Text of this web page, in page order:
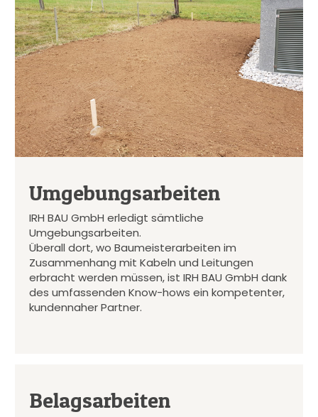
Umgebungsarbeiten
IRH BAU GmbH erledigt sämtliche
Umgebungsarbeiten.
Überall dort, wo Baumeisterarbeiten im
Zusammenhang mit Kabeln und Leitungen
erbracht werden müssen, ist IRH BAU GmbH dank
des umfassenden Know-hows ein kompetenter,
kundennaher Partner.
Belagsarbeiten